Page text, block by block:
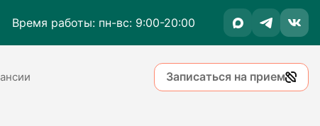
Время работы: пн-вс: 9:00-20:00
Записаться на прием